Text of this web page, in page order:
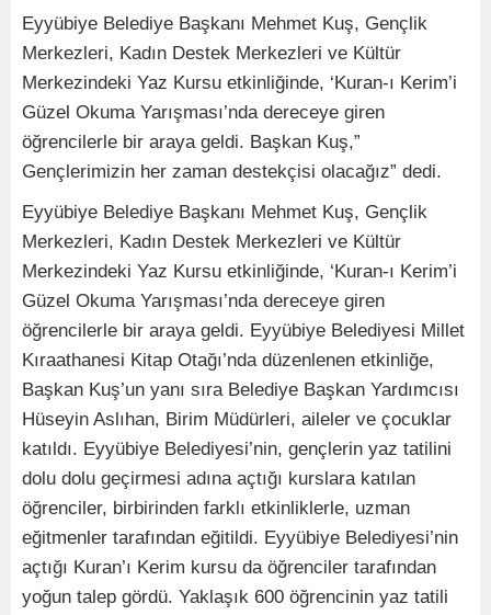
Eyyübiye Belediye Başkanı Mehmet Kuş, Gençlik
Merkezleri, Kadın Destek Merkezleri ve Kültür
Merkezindeki Yaz Kursu etkinliğinde, ‘Kuran-ı Kerim’i
Güzel Okuma Yarışması’nda dereceye giren
öğrencilerle bir araya geldi. Başkan Kuş,”
Gençlerimizin her zaman destekçisi olacağız” dedi.
Eyyübiye Belediye Başkanı Mehmet Kuş, Gençlik
Merkezleri, Kadın Destek Merkezleri ve Kültür
Merkezindeki Yaz Kursu etkinliğinde, ‘Kuran-ı Kerim’i
Güzel Okuma Yarışması’nda dereceye giren
öğrencilerle bir araya geldi. Eyyübiye Belediyesi Millet
Kıraathanesi Kitap Otağı’nda düzenlenen etkinliğe,
Başkan Kuş’un yanı sıra Belediye Başkan Yardımcısı
Hüseyin Aslıhan, Birim Müdürleri, aileler ve çocuklar
katıldı. Eyyübiye Belediyesi’nin, gençlerin yaz tatilini
dolu dolu geçirmesi adına açtığı kurslara katılan
öğrenciler, birbirinden farklı etkinliklerle, uzman
eğitmenler tarafından eğitildi. Eyyübiye Belediyesi’nin
açtığı Kuran’ı Kerim kursu da öğrenciler tarafından
yoğun talep gördü. Yaklaşık 600 öğrencinin yaz tatili